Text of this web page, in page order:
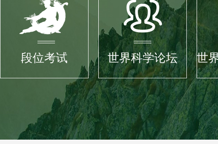
段位考试 世界科学论坛